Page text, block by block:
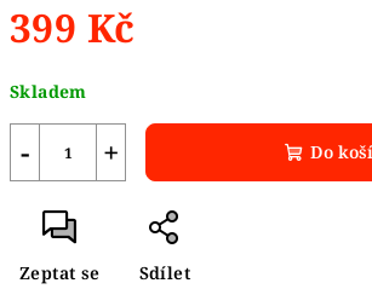
399 Kč
cena:
Skladem
+
− Do
Zeptat se Sdílet